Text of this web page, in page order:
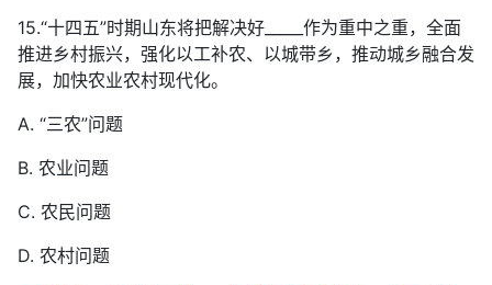
15.“十四五”时期山东将把解决好_____作为重中之重，全面
推进乡村振兴，强化以工补农、以城带乡，推动城乡融合发
展，加快农业农村现代化。
A. “三农”问题
B. 农业问题
C. 农民问题
D. 农村问题